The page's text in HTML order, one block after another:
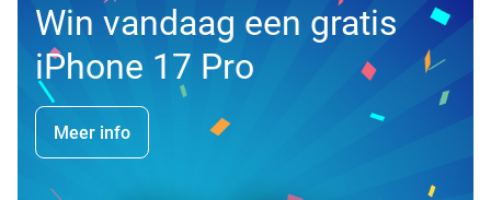
Win vandaag een gratis
iPhone 17 Pro
Meer info